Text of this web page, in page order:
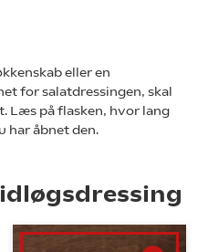
eller en
for salatdressingen, skal
Læs på flasken, hvor lang
har åbnet den.